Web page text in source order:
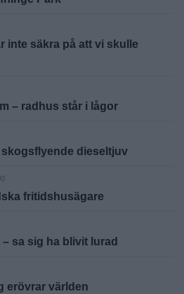
inte säkra på att vi skulle
– radhus står i lågor
dieseltjuv
fritidshusägare
sa sig ha blivit lurad
erövrar världen